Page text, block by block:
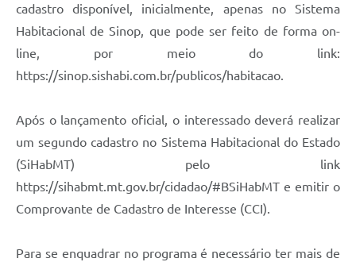
cadastro disponível, inicialmente, apenas no Sistema
Habitacional de Sinop, que pode ser feito de forma on-
line, por meio do link:
https://sinop.sishabi.com.br/publicos/habitacao.
Após o lançamento oficial, o interessado deverá realizar
um segundo cadastro no Sistema Habitacional do Estado
(SiHabMT) pelo link
https://sihabmt.mt.gov.br/cidadao/#BSiHabMT e emitir o
Comprovante de Cadastro de Interesse (CCI).
Para se enquadrar no programa é necessário ter mais de